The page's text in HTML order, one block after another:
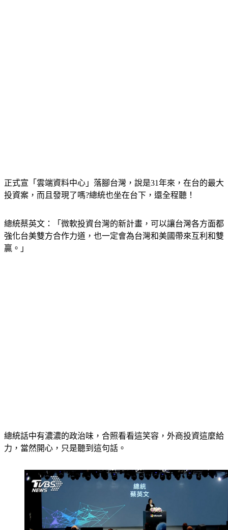
正式宣「雲端資料中心」落腳台灣，說是31年來，在台的最大
投資案，而且發現了嗎?總統也坐在台下，還全程聽！
總統蔡英文：「微軟投資台灣的新計畫，可以讓台灣各方面都
強化台美雙方合作力道，也一定會為台灣和美國帶來互利和雙
贏。」
總統話中有濃濃的政治味，合照看看這笑容，外商投資這麼給
力，當然開心，只是聽到這句話。